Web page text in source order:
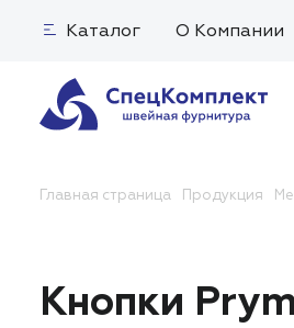
Каталог О Компании
Главная страница Продукция
Кнопки Prym